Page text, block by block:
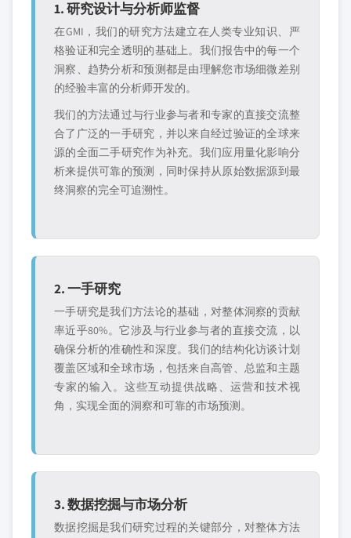
1. 研究设计与分析师监督
在GMI，我们的研究方法建立在人类专业知识、严
格验证和完全透明的基础上。我们报告中的每一个
洞察、趋势分析和预测都是由理解您市场细微差别
的经验丰富的分析师开发的。
我们的方法通过与行业参与者和专家的直接交流整
合了广泛的一手研究，并以来自经过验证的全球来
源的全面二手研究作为补充。我们应用量化影响分
析来提供可靠的预测，同时保持从原始数据源到最
终洞察的完全可追溯性。
2. 一手研究
一手研究是我们方法论的基础，对整体洞察的贡献
率近乎80%。它涉及与行业参与者的直接交流，以
确保分析的准确性和深度。我们的结构化访谈计划
覆盖区域和全球市场，包括来自高管、总监和主题
专家的输入。这些互动提供战略、运营和技术视
角，实现全面的洞察和可靠的市场预测。
3. 数据挖掘与市场分析
数据挖掘是我们研究过程的关键部分，对整体方法